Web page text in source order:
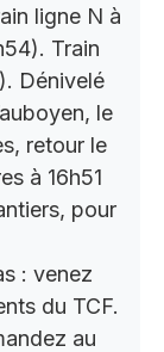
ligne N à
Train
Dénivelé
le
retour le
à 16h51
pour
: venez
du TCF.
au